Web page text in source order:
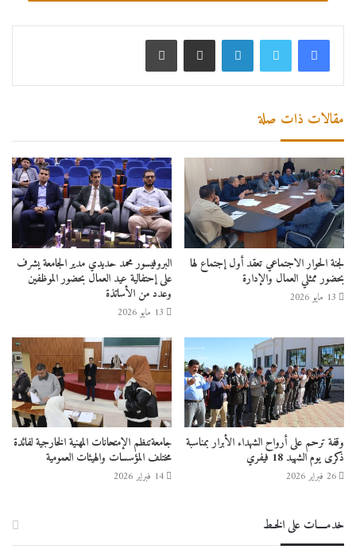
لينكدإن مشاركة عبر البريد طباعة
مقالات ذات صلة
لجنة الحوار الاجتماعي تعقد أول إجتماع لها
بحضور ممثلي العمال والإدارة
13 مايو 2026
البروفيسور محمد حديدي مدير الجامعة يشرف
على إحتفالية عيد العمال بحضور الموظفين
وعدد من الأساتذة
13 مايو 2026
وقفة ترحم على أرواح الشهداء الأبرار بمناسبة
ذكرى يوم الشهيد 18 فيفري
26 فبراير 2026
جامعةتنظم الإمتحانات المهنية الخارجية لفائدة
مختلف المؤسسات والهيئات العمومية
14 فبراير 2026
خدمــــات على الخـط